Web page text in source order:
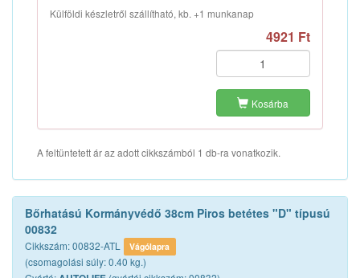
Külföldi készletről szállítható, kb. +1 munkanap
4921 Ft
Kosárba
A feltüntetett ár az adott cikkszámból 1 db-ra vonatkozik.
Bőrhatású Kormányvédő 38cm Piros betétes "D" típusú
00832
Cikkszám: 00832-ATL Vágólapra
(csomagolási súly: 0.40 kg.)